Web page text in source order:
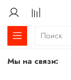
Мы на связи: